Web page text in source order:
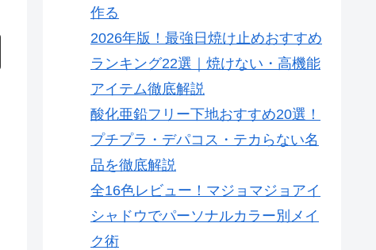
作る
2026年版！最強日焼け止めおすすめ
ランキング22選｜焼けない・高機能
アイテム徹底解説
酸化亜鉛フリー下地おすすめ20選！
プチプラ・デパコス・テカらない名
品を徹底解説
全16色レビュー！マジョマジョアイ
シャドウでパーソナルカラー別メイ
ク術